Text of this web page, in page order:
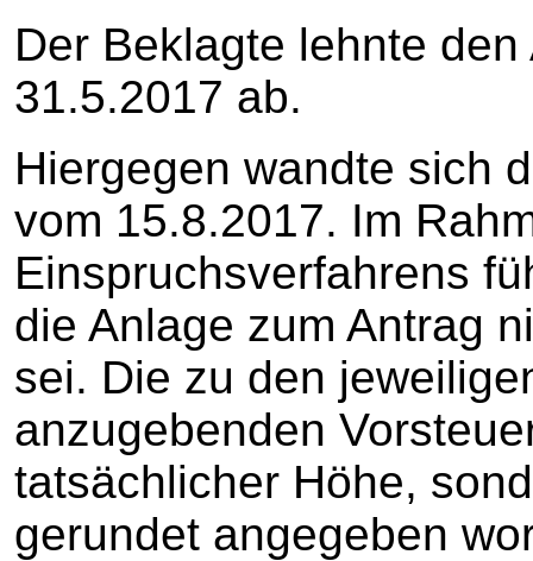
Der Beklagte lehnte
31.5.2017 ab.
Hiergegen wandte sich
vom 15.8.2017. Im
Einspruchsverfahrens
die Anlage zum Antrag
sei. Die zu den
anzugebenden
tatsächlicher Höhe,
gerundet angegeben